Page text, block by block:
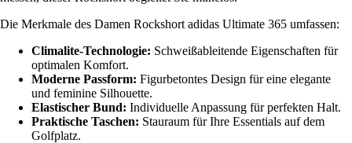
Die Merkmale des Damen Rockshort adidas Ultimate 365 umfassen:
Climalite-Technologie: Schweißableitende Eigenschaften für
optimalen Komfort.
Moderne Passform: Figurbetontes Design für eine elegante
und feminine Silhouette.
Elastischer Bund: Individuelle Anpassung für perfekten Halt.
Praktische Taschen: Stauraum für Ihre Essentials auf dem
Golfplatz.